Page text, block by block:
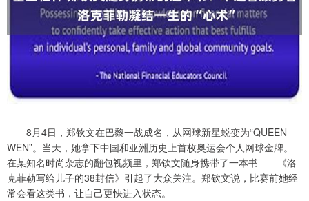
8月4日，郑钦文在巴黎一战成名，从网球新星蜕变为“QUEEN
WEN”。当天，她拿下中国和亚洲历史上首枚奥运会个人网球金牌。
在某知名时尚杂志的翻包视频里，郑钦文随身携带了一本书——《洛
克菲勒写给儿子的38封信》引起了大众关注。郑钦文说，比赛前她经
常会看这类书，让自己更快进入状态。